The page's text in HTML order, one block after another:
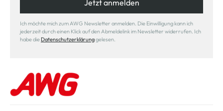
Jetzt anmelden
Ich möchte mich zum AWG Newsletter anmelden. Die Einwilligung kann ich
jederzeit durch einen Klick auf den Abmeldelink im Newsletter widerrufen. Ich
habe die Datenschutzerklärunggelesen.